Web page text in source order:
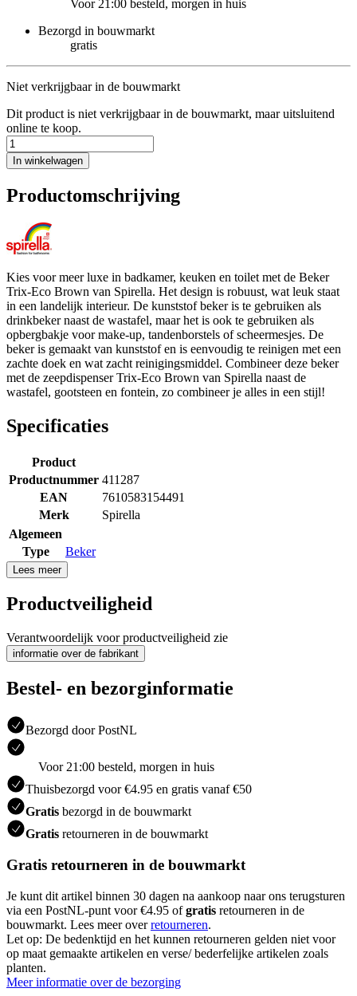
Voor 21:00 besteld, morgen in huis
Bezorgd in bouwmarkt
gratis
Niet verkrijgbaar in de bouwmarkt
Dit product is niet verkrijgbaar in de bouwmarkt, maar uitsluitend
online te koop.
In winkelwagen
Productomschrijving
Kies voor meer luxe in badkamer, keuken en toilet met de Beker
Trix-Eco Brown van Spirella. Het design is robuust, wat leuk staat
in een landelijk interieur. De kunststof beker is te gebruiken als
drinkbeker naast de wastafel, maar het is ook te gebruiken als
opbergbakje voor make-up, tandenborstels of scheermesjes. De
beker is gemaakt van kunststof en is eenvoudig te reinigen met een
zachte doek en wat zacht reinigingsmiddel. Combineer deze beker
met de zeepdispenser Trix-Eco Brown van Spirella naast de
wastafel, gootsteen en fontein, zo combineer je alles in een stijl!
Specificaties
Product
Productnummer 411287
EAN
7610583154491
Merk
Spirella
Algemeen
Type
Beker
Lees meer
Productveiligheid
Verantwoordelijk voor productveiligheid zie
informatie over de fabrikant
Bestel- en bezorginformatie
Bezorgd door PostNL
Voor 21:00 besteld, morgen in huis
Thuisbezorgd voor €4.95 en gratis vanaf €50
Gratis bezorgd in de bouwmarkt
Gratis retourneren in de bouwmarkt
Gratis retourneren in de bouwmarkt
Je kunt dit artikel binnen 30 dagen na aankoop naar ons terugsturen
via een PostNL-punt voor €4.95 ofgratis retourneren in de
bouwmarkt. Lees meer overretourneren.
Let op: De bedenktijd en het kunnen retourneren gelden niet voor
op maat gemaakte artikelen en verse/ bederfelijke artikelen zoals
planten.
Meer informatie over de bezorging